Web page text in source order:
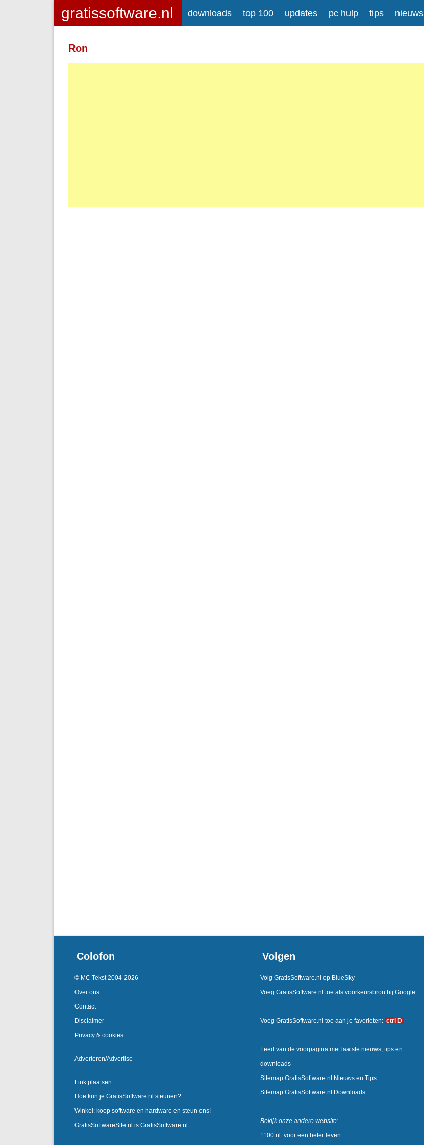
downloads top 100 updates pc hulp tips nieuws
Ron
Colofon
© MC Tekst 2004-2026
Over ons
Contact
Disclaimer
Privacy & cookies
Adverteren/Advertise
Link plaatsen
Hoe kun je GratisSoftware.nl steunen?
Winkel: koop software en hardware en steun ons!
GratisSoftwareSite.nl is GratisSoftware.nl
Volgen
Volg GratisSoftware.nl op BlueSky
Voeg GratisSoftware.nl toe als voorkeursbron bij Google
Voeg GratisSoftware.nl toe aan je favorieten: ctrl D
Feed van de voorpagina met laatste nieuws, tips en
downloads
Sitemap GratisSoftware.nl Nieuws en Tips
Sitemap GratisSoftware.nl Downloads
Bekijk onze andere website:
1100.nl: voor een beter leven